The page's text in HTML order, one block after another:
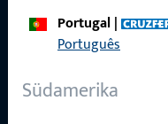
Portugal|
Português
Südamerika